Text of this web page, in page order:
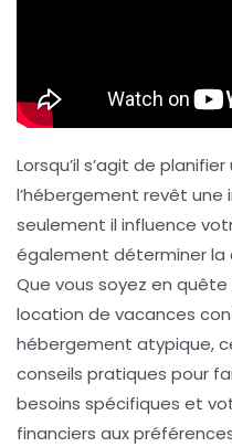
Lorsqu’il s’agit de
l’hébergement revêt
seulement il influence
également déterminer la
Que vous soyez en quête
location de vacances
hébergement atypique,
conseils pratiques pour
besoins spécifiques et
financiers aux